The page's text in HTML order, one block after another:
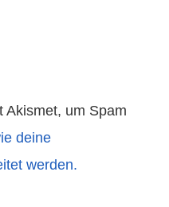
Akismet, um Spam
deine
werden.